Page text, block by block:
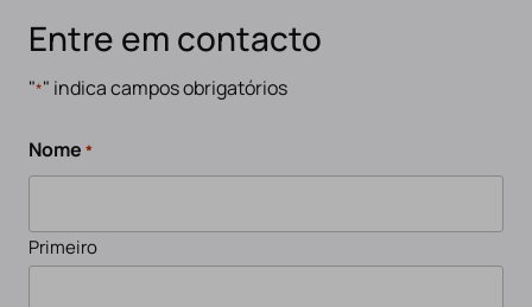
Entre em contacto
"*" indica campos obrigatórios
Nome *
Primeiro